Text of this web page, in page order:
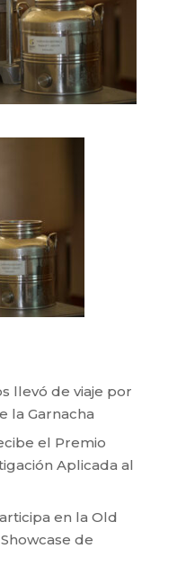
llevó de viaje por
la Garnacha
el Premio
Aplicada al
en la Old
de